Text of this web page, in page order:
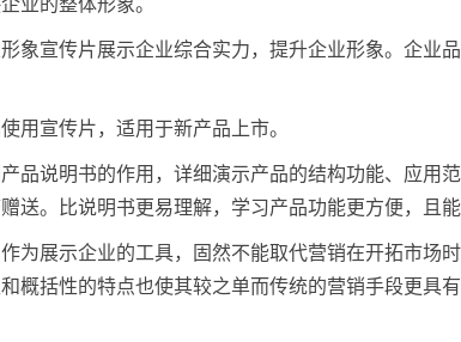
业的整体形象。
象宣传片展示企业综合实力，提升企业形象。企业
用宣传片，适用于新产品上市。
品说明书的作用，详细演示产品的结构功能、应用
送。比说明书更易理解，学习产品功能更方便，且能
为展示企业的工具，固然不能取代营销在开拓市场
概括性的特点也使其较之单而传统的营销手段更具